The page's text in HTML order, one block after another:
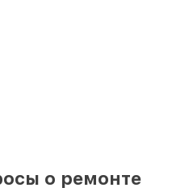
о ремонте